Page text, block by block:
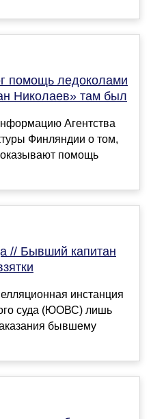
помощь ледоколами
Николаев» там был
Агентства
Финляндии о том,
оказывают помощь
// Бывший капитан
инстанция
суда (ЮОВС) лишь
бывшему